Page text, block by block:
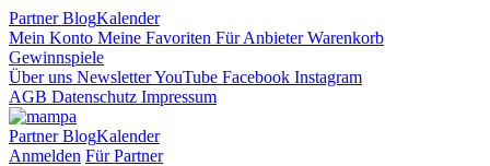
PartnerBlogKalender
Mein Konto Meine Favoriten Für AnbieterWarenkorb
Gewinnspiele
Über uns NewsletterYouTube Facebook Instagram
AGB Datenschutz Impressum
PartnerBlogKalender
Anmelden Für Partner